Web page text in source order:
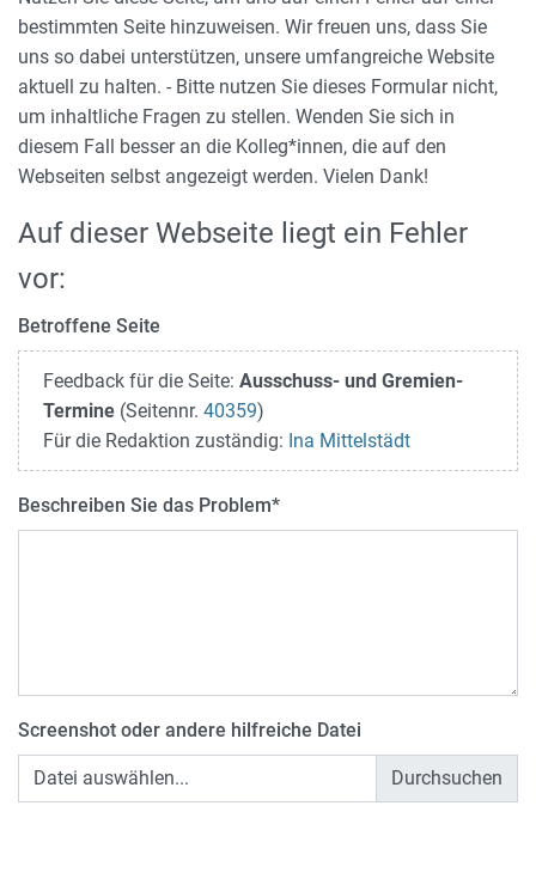
bestimmten Seite hinzuweisen. Wir freuen uns, dass Sie
uns so dabei unterstützen, unsere umfangreiche Website
aktuell zu halten. - Bitte nutzen Sie dieses Formular nicht,
um inhaltliche Fragen zu stellen. Wenden Sie sich in
diesem Fall besser an die Kolleg*innen, die auf den
Webseiten selbst angezeigt werden. Vielen Dank!
Auf dieser Webseite liegt ein Fehler
vor:
Betroffene Seite
Feedback für die Seite: Ausschuss- und Gremien-
Termine (Seitennr. 40359)
Für die Redaktion zuständig: Ina Mittelstädt
Beschreiben Sie das Problem*
Screenshot oder andere hilfreiche Datei
Datei auswählen...